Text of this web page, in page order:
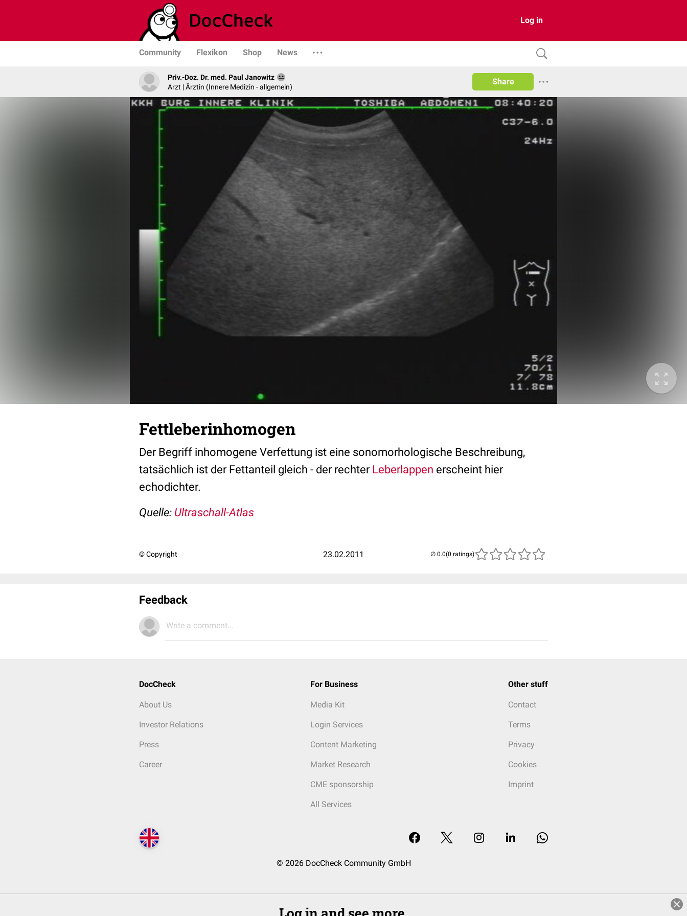
Log in
Community Flexikon Shop News
Priv.-Doz. Dr. med. Paul Janowitz
Arzt | Ärztin (Innere Medizin - allgemein)
Share
Fettleberinhomogen
Der Begriff inhomogene Verfettung ist eine sonomorhologische Beschreibung,
tatsächlich ist der Fettanteil gleich - der rechter Leberlappen erscheint hier
echodichter.
Quelle: Ultraschall-Atlas
© Copyright 23.02.2011 (0 ratings)
Feedback
Write a comment...
DocCheck
About Us
Investor Relations
Press
Career
For Business
Media Kit
Login Services
Content Marketing
Market Research
CME sponsorship
All Services
Other stuff
Contact
Terms
Privacy
Cookies
Imprint
© 2026 DocCheck Community GmbH